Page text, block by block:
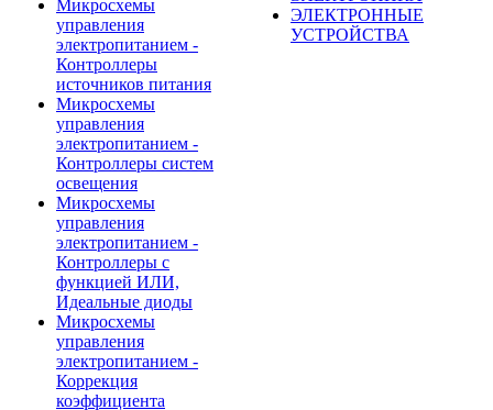
Микросхемы
управления
электропитанием -
Контроллеры
источников питания
Микросхемы
управления
электропитанием -
Контроллеры систем
освещения
Микросхемы
управления
электропитанием -
Контроллеры с
функцией ИЛИ,
Идеальные диоды
Микросхемы
управления
электропитанием -
Коррекция
коэффициента
ЭЛЕКТРОННЫЕ
УСТРОЙСТВА